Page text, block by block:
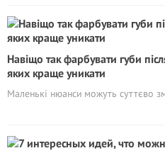
Навіщо так фарбувати губи
яких краще уникати
Маленькі нюанси можуть суттєво